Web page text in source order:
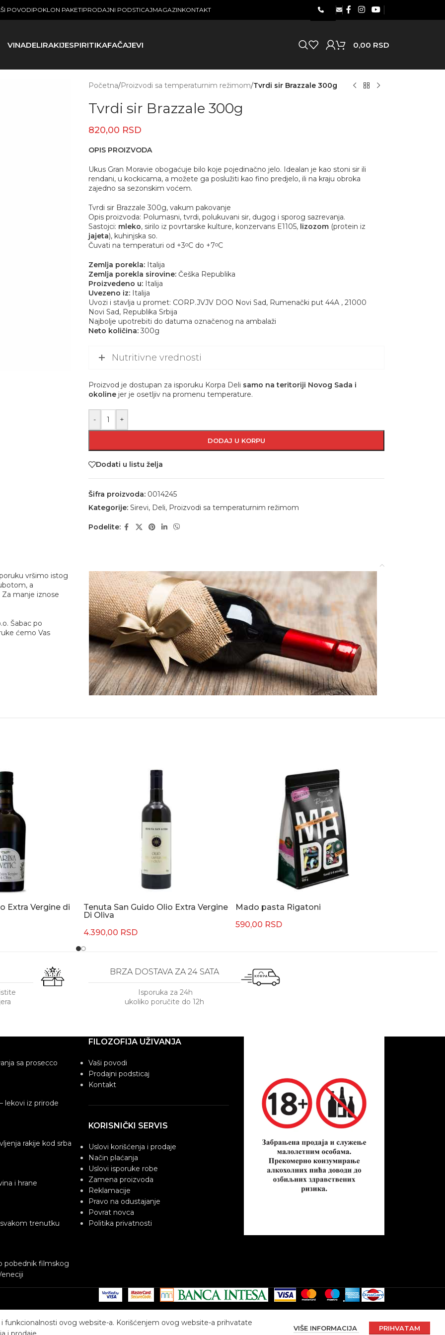
POVODIPOKLON PAKETIPRODAJNI PODSTICAJMAGAZINKONTAKT
VINADELIRAKIJESPIRITIKAFAČAJEVI 0,00 RSD
Početna/Proizvodi sa temperaturnim režimom/Tvrdi sir Brazzale 300g
Tvrdi sir Brazzale 300g
820,00 RSD
OPIS PROIZVODA
Ukus Gran Moravie obogaćuje bilo koje pojedinačno jelo. Idealan je kao stoni sir ili
rendani, u kockicama, a možete ga poslužiti kao fino predjelo, ili na kraju obroka
zajedno sa sezonskim voćem.
Tvrdi sir Brazzale 300g, vakum pakovanje
Opis proizvoda: Polumasni, tvrdi, polukuvani sir, dugog i sporog sazrevanja.
Sastojci: mleko, sirilo iz povrtarske kulture, konzervans E1105, lizozom(protein iz
jajeta), kuhinjska so.
Čuvati na temperaturi od +3oC do +7oC
Zemlja porekla:Italija
Zemlja porekla sirovine:Češka Republika
Proizvedeno u:Italija
Uvezeno iz:Italija
Uvozi i stavlja u promet: CORP.JVJV DOO Novi Sad, Rumenački put 44A , 21000
Novi Sad, Republika Srbija
Najbolje upotrebiti do datuma označenog na ambalaži
Neto količina:300g
Nutritivne vrednosti
Proizvod je dostupan za isporuku Korpa Deli samo na teritoriji Novog Sada i
okolinejer je osetljiv na promenu temperature.
- +
DODAJ U KORPU
Dodati u listu želja
Šifra proizvoda: 0014245
Kategorije: Sirevi, Deli, Proizvodi sa temperaturnim režimom
Podelite:
vršimo istog
a
manje iznose
Šabac po
ćemo Vas
Vašim
Extra Vergine di
Tenuta San Guido Olio Extra Vergine
Di Oliva
4.390,00 RSD
Mado pasta Rigatoni
590,00 RSD
BRZA DOSTAVA ZA 24 SATA
Isporuka za 24h
ukoliko poručite do 12h
sa prosecco
lekovi iz prirode
rakije kod srba
i hrane
trenutku
pobednik filmskog
FILOZOFIJA UŽIVANJA
Vaši povodi
Prodajni podsticaj
Kontakt
KORISNIČKI SERVIS
Uslovi korišćenja i prodaje
Način plaćanja
Uslovi isporuke robe
Zamena proizvoda
Reklamacije
Pravo na odustajanje
Povrat novca
Politika privatnosti
funkcionalnosti ovog website-a. Korišćenjem ovog website-a prihvatate
VIŠE INFORMACIJA PRIHVATAM